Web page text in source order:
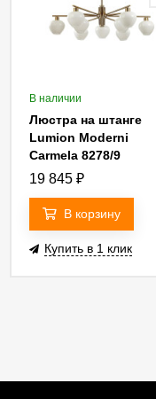
В наличии
Люстра на штанге
Lumion Moderni
Carmela 8278/9
19 845 ₽
В корзину
Купить в 1 клик